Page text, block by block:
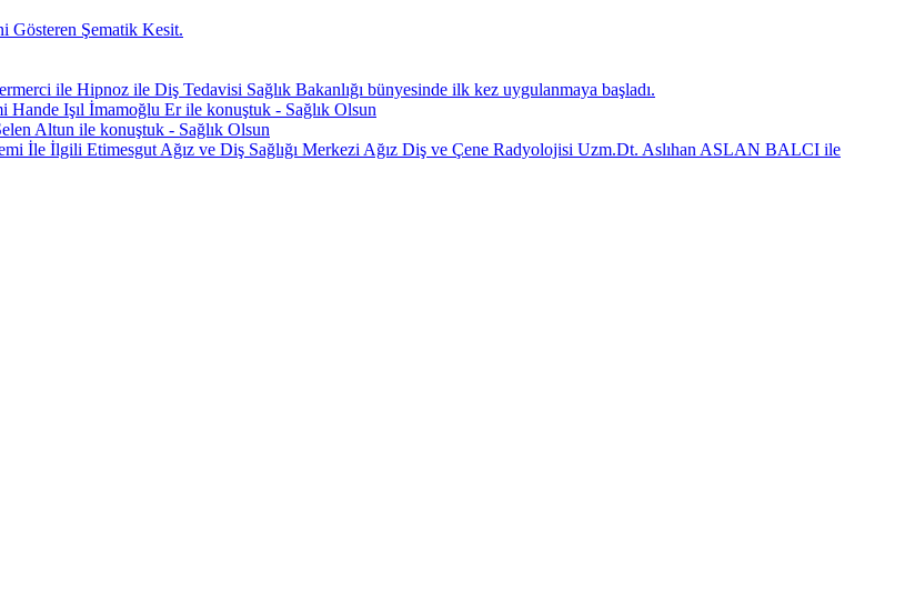
Şematik Kesit.
ile Hipnoz ile Diş Tedavisi Sağlık Bakanlığı bünyesinde ilk kez uygulanmaya başladı.
Işıl İmamoğlu Er ile konuştuk - Sağlık Olsun
Altun ile konuştuk - Sağlık Olsun
İle İlgili Etimesgut Ağız ve Diş Sağlığı Merkezi Ağız Diş ve Çene Radyolojisi Uzm.Dt. Aslıhan ASLAN BALCI ile